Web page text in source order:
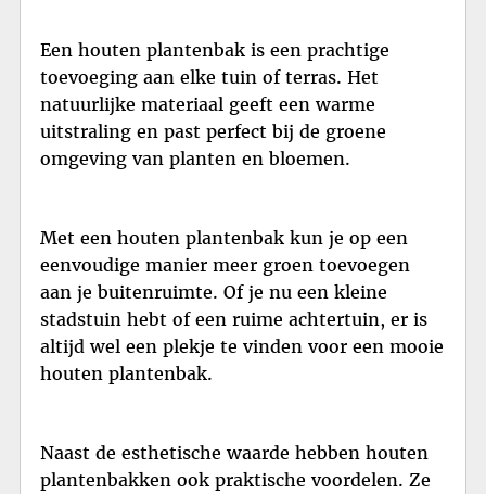
Een houten plantenbak is een prachtige
toevoeging aan elke tuin of terras. Het
natuurlijke materiaal geeft een warme
uitstraling en past perfect bij de groene
omgeving van planten en bloemen.
Met een houten plantenbak kun je op een
eenvoudige manier meer groen toevoegen
aan je buitenruimte. Of je nu een kleine
stadstuin hebt of een ruime achtertuin, er is
altijd wel een plekje te vinden voor een mooie
houten plantenbak.
Naast de esthetische waarde hebben houten
plantenbakken ook praktische voordelen. Ze